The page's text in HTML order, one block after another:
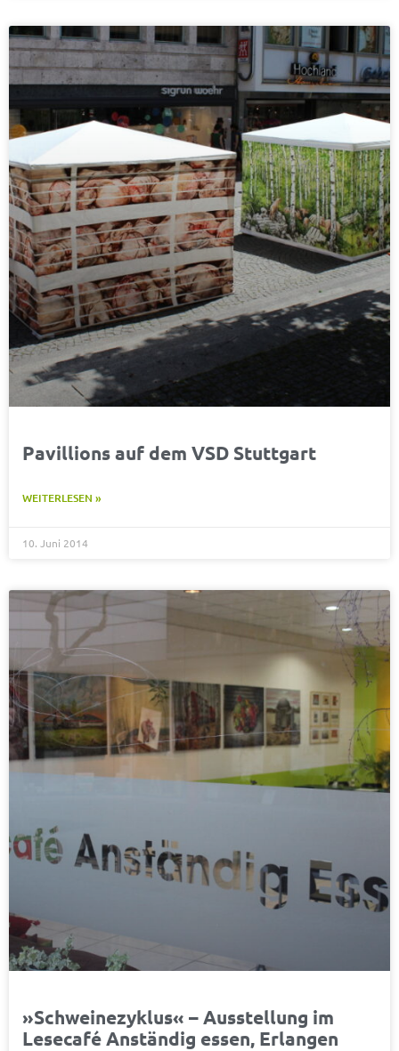
Pavillions auf dem VSD Stuttgart
WEITERLESEN »
10. Juni 2014
»Schweinezyklus« – Ausstellung im
Lesecafé Anständig essen, Erlangen